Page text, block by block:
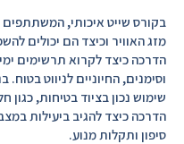
בקורס שייט איכותי,
מזג האוויר וכיצד הם יכולים
הדרכה כיצד לקרוא תרשימים
וסימנים, החיוניים לניווט
שימוש נכון בציוד בטיחות,
הדרכה כיצד להגיב ביעילות
סיפון ותקלות מנוע.